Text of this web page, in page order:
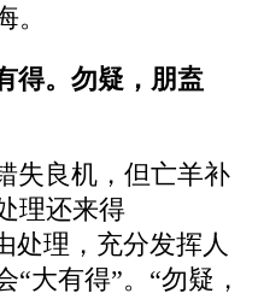
。
得。勿疑，朋盍
失良机，但亡羊补
理还来得
处理，充分发挥人
大有得”。“勿疑，